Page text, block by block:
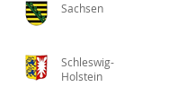
Sachsen
Schleswig-
Holstein